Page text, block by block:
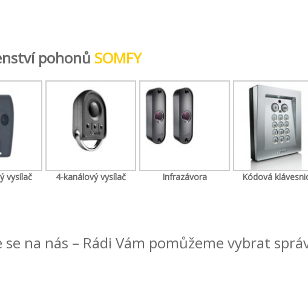
pohonů SOMFY
vysílač 4-kanálový vysílač Infrazávora Kódová
na nás – Rádi Vám pomůžeme vybrat